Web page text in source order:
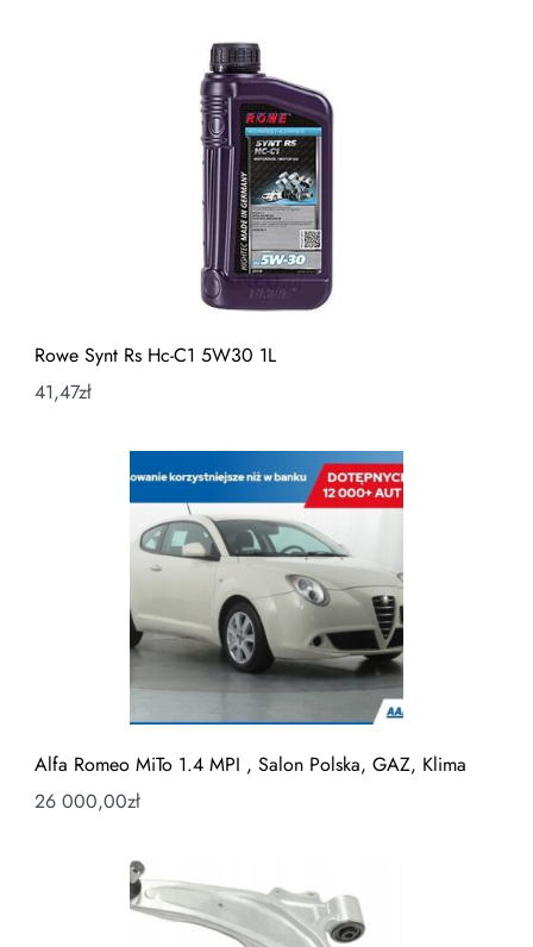
Rowe Synt Rs Hc-C1 5W30 1L
41,47zł
Alfa Romeo MiTo 1.4 MPI , Salon Polska, GAZ, Klima
26 000,00zł